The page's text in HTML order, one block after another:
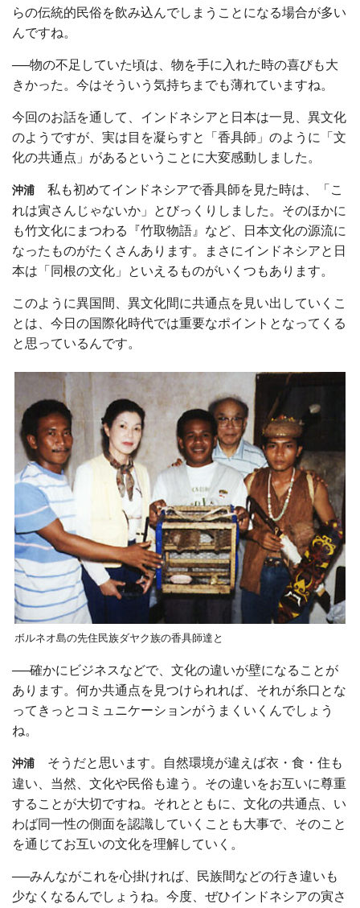
らの伝統的民俗を飲み込んでしまうことになる場合が多い
んですね。
──物の不足していた頃は、物を手に入れた時の喜びも大
きかった。今はそういう気持ちまでも薄れていますね。
今回のお話を通して、インドネシアと日本は一見、異文化
のようですが、実は目を凝らすと「香具師」のように「文
化の共通点」があるということに大変感動しました。
沖浦 私も初めてインドネシアで香具師を見た時は、「こ
れは寅さんじゃないか」とびっくりしました。そのほかに
も竹文化にまつわる『竹取物語』など、日本文化の源流に
なったものがたくさんあります。まさにインドネシアと日
本は「同根の文化」といえるものがいくつもあります。
このように異国間、異文化間に共通点を見い出していくこ
とは、今日の国際化時代では重要なポイントとなってくる
と思っているんです。
ボルネオ島の先住民族ダヤク族の香具師達と
──確かにビジネスなどで、文化の違いが壁になることが
あります。何か共通点を見つけられれば、それが糸口とな
ってきっとコミュニケーションがうまくいくんでしょう
ね。
沖浦 そうだと思います。自然環境が違えば衣・食・住も
違い、当然、文化や民俗も違う。その違いをお互いに尊重
することが大切ですね。それとともに、文化の共通点、い
わば同一性の側面を認識していくことも大事で、そのこと
を通じてお互いの文化を理解していく。
──みんながこれを心掛ければ、民族間などの行き違いも
少なくなるんでしょうね。今度、ぜひインドネシアの寅さ